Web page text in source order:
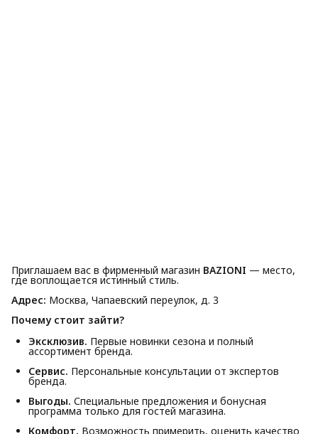
Приглашаем вас в фирменный магазин BAZIONI — место,
где воплощается истинный стиль.
Адрес: Москва, Чапаевский переулок, д. 3
Почему стоит зайти?
Эксклюзив. Первые новинки сезона и полный
ассортимент бренда.
Сервис. Персональные консультации от экспертов
бренда.
Выгоды. Специальные предложения и бонусная
программа только для гостей магазина.
Комфорт. Возможность примерить, оценить качество